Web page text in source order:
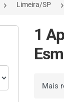
Limeira/SP
1
Ordenar